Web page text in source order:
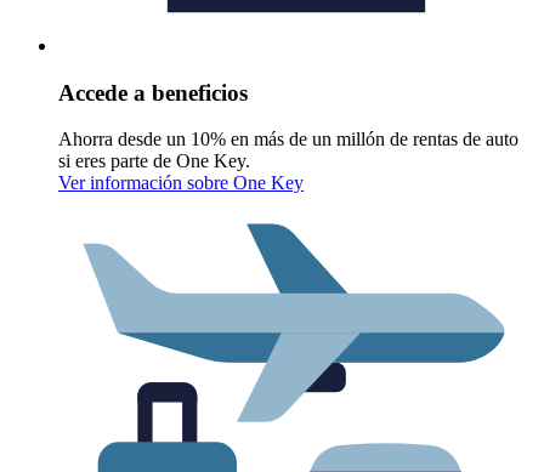
Accede a beneficios
Ahorra desde un 10% en más de un millón de rentas de auto
si eres parte de One Key.
Ver información sobre One Key